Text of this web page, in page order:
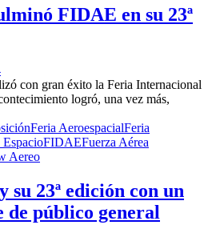
FIDAE en su 23ª
con gran éxito la Feria Internacional
logró, una vez más,
Feria AeroespacialFeria
FIDAEFuerza Aérea
Aereo
23ª edición con un
de público general